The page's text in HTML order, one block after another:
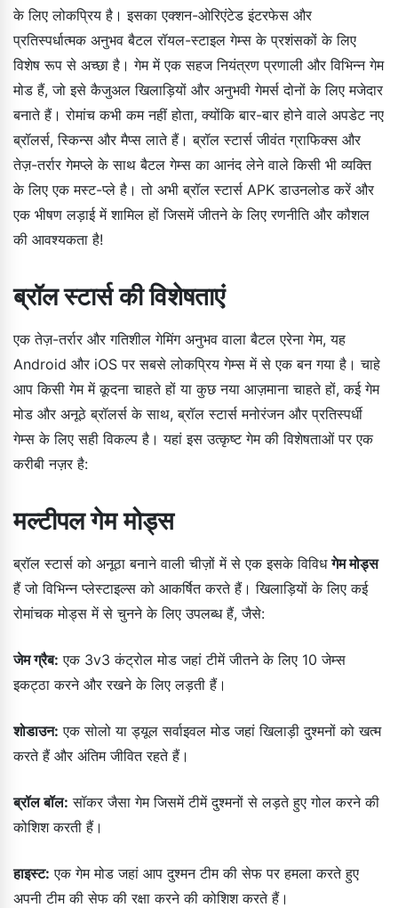
के लिए लोकप्रिय है। इसका एक्शन-ओरिएंटेड इंटरफेस और
प्रतिस्पर्धात्मक अनुभव बैटल रॉयल-स्टाइल गेम्स के प्रशंसकों के लिए
विशेष रूप से अच्छा है। गेम में एक सहज नियंत्रण प्रणाली और विभिन्न गेम
मोड हैं, जो इसे कैजुअल खिलाड़ियों और अनुभवी गेमर्स दोनों के लिए मजेदार
बनाते हैं। रोमांच कभी कम नहीं होता, क्योंकि बार-बार होने वाले अपडेट नए
ब्रॉलर्स, स्किन्स और मैप्स लाते हैं। ब्रॉल स्टार्स जीवंत ग्राफिक्स और
तेज़-तर्रार गेमप्ले के साथ बैटल गेम्स का आनंद लेने वाले किसी भी व्यक्ति
के लिए एक मस्ट-प्ले है। तो अभी ब्रॉल स्टार्स APK डाउनलोड करें और
एक भीषण लड़ाई में शामिल हों जिसमें जीतने के लिए रणनीति और कौशल
की आवश्यकता है!
ब्रॉल स्टार्स की विशेषताएं
एक तेज़-तर्रार और गतिशील गेमिंग अनुभव वाला बैटल एरेना गेम, यह
Android और iOS पर सबसे लोकप्रिय गेम्स में से एक बन गया है। चाहे
आप किसी गेम में कूदना चाहते हों या कुछ नया आज़माना चाहते हों, कई गेम
मोड और अनूठे ब्रॉलर्स के साथ, ब्रॉल स्टार्स मनोरंजन और प्रतिस्पर्धी
गेम्स के लिए सही विकल्प है। यहां इस उत्कृष्ट गेम की विशेषताओं पर एक
करीबी नज़र है:
मल्टीपल गेम मोड्स
ब्रॉल स्टार्स को अनूठा बनाने वाली चीज़ों में से एक इसके विविधगेम मोड्स
हैं जो विभिन्न प्लेस्टाइल्स को आकर्षित करते हैं। खिलाड़ियों के लिए कई
रोमांचक मोड्स में से चुनने के लिए उपलब्ध हैं, जैसे:
जेम ग्रैब: एक 3v3 कंट्रोल मोड जहां टीमें जीतने के लिए 10 जेम्स
इकट्ठा करने और रखने के लिए लड़ती हैं।
शोडाउन: एक सोलो या ड्यूल सर्वाइवल मोड जहां खिलाड़ी दुश्मनों को खत्म
करते हैं और अंतिम जीवित रहते हैं।
ब्रॉल बॉल: सॉकर जैसा गेम जिसमें टीमें दुश्मनों से लड़ते हुए गोल करने की
कोशिश करती हैं।
हाइस्ट: एक गेम मोड जहां आप दुश्मन टीम की सेफ पर हमला करते हुए
अपनी टीम की सेफ की रक्षा करने की कोशिश करते हैं।